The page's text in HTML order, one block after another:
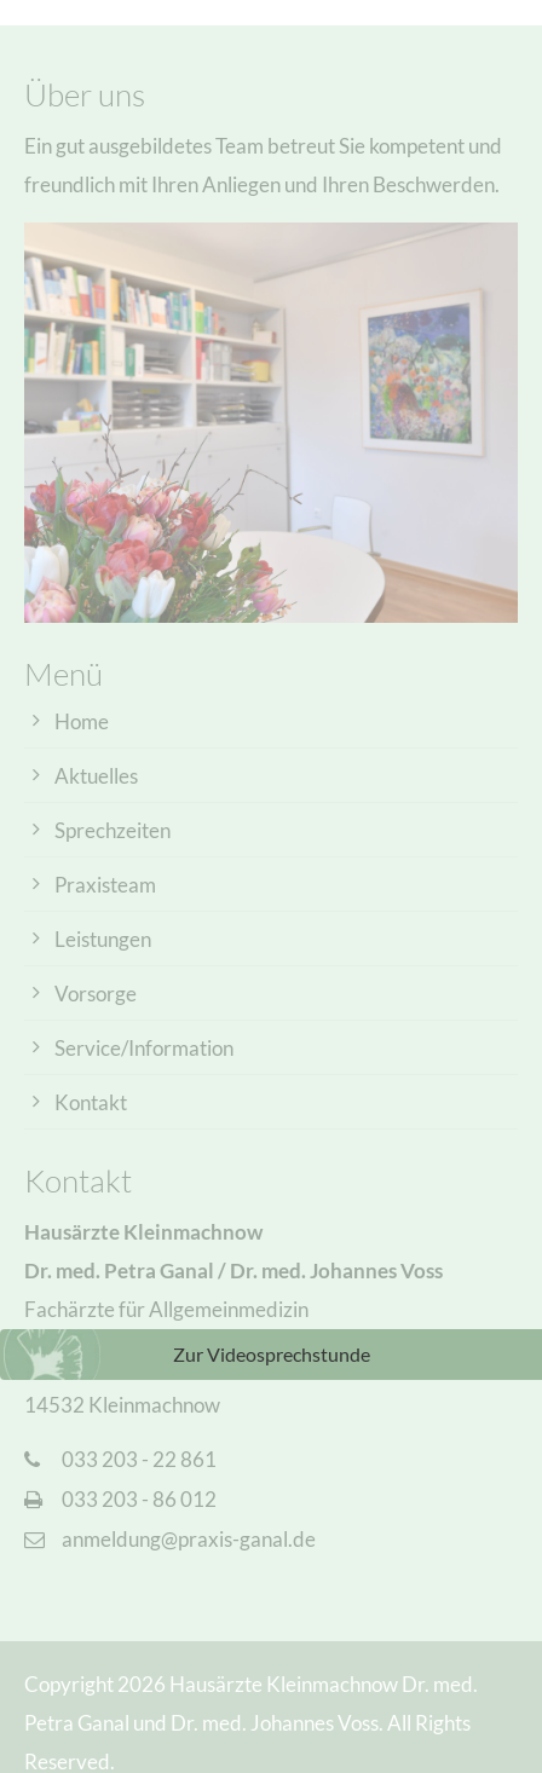
Über uns
Ein gut ausgebildetes Team betreut Sie kompetent und
freundlich mit Ihren Anliegen und Ihren Beschwerden.
Menü
Home
Aktuelles
Sprechzeiten
Praxisteam
Leistungen
Vorsorge
Service/Information
Kontakt
Kontakt
Hausärzte Kleinmachnow
Dr. med. Petra Ganal /Dr. med. Johannes Voss
Fachärzte für Allgemeinmedizin
August-Bebel-Platz 2
14532 Kleinmachnow
033 203 - 22 861
033 203 - 86 012
anmeldung@praxis-ganal.de
Copyright 2026 Hausärzte Kleinmachnow Dr. med.
Petra Ganal und Dr. med. Johannes Voss. All Rights
Reserved.
Zur Videosprechstunde